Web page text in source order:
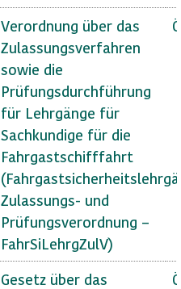
Verordnung über das
Zulassungsverfahren
sowie die
Prüfungsdurchführung
für Lehrgänge für
Sachkundige für die
Fahrgastschifffahrt
Zulassungs- und
Prüfungsverordnung –
FahrSiLehrgZulV)
Gesetz über das